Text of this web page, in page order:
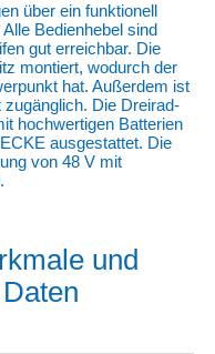
über ein funktionell
Bedienhebel sind
gut erreichbar. Die
montiert, wodurch der
hat. Außerdem ist
Die Dreirad-
hochwertigen Batterien
ausgestattet. Die
von 48 V mit
und